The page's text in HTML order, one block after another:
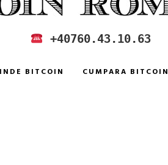
+40760.43.10.63
BITCOIN CUMPARA BITCOIN